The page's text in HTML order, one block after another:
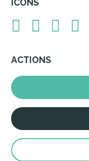
ICONS
ACTIONS